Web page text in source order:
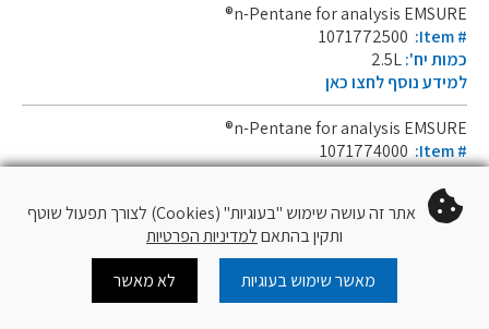
n-Pentane for analysis EMSURE®
1071772500 :Item #
כמות יח':
למידע נוסף לחצו כאן
n-Pentane for analysis EMSURE®
1071774000 :Item #
כמות יח':4L
למידע נוסף לחצו כאן
אתר זה עושה שימוש "בעוגיות" (Cookies) לצורך תפעול שוטף
ותקין בהתאםלמדיניות הפרטיות
מאשר שימוש בעוגיות
לא מאשר